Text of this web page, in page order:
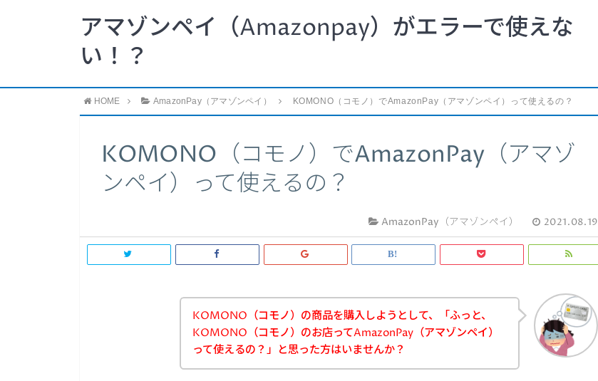
アマゾンペイ（Amazonpay）がエラーで使えな
い！？
HOME AmazonPay（アマゾンペイ） KOMONO（コモノ）でAmazonPay（アマゾンペイ）って使えるの？
KOMONO（コモノ）でAmazonPay（アマゾ
ンペイ）って使えるの？
AmazonPay（アマゾンペイ） 2021.08.19
KOMONO（コモノ）の商品を購入しようとして、「ふっと、
KOMONO（コモノ）のお店ってAmazonPay（アマゾンペイ）
って使えるの？」と思った方はいませんか？